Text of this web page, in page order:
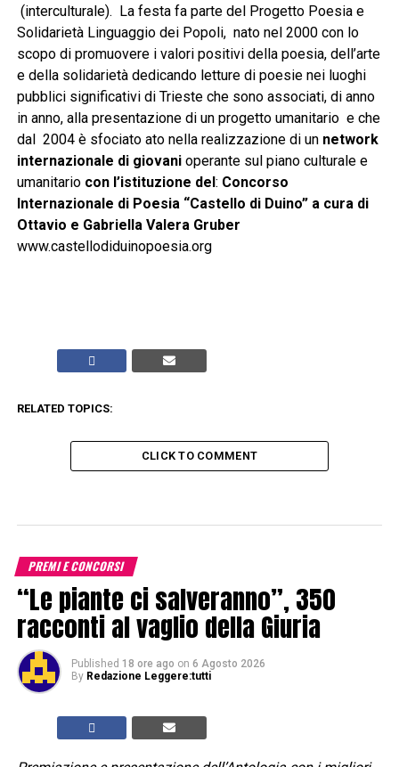
(interculturale). La festa fa parte del Progetto Poesia e
Solidarietà Linguaggio dei Popoli, nato nel 2000 con lo
scopo di promuovere i valori positivi della poesia, dell’arte
e della solidarietà dedicando letture di poesie nei luoghi
pubblici significativi di Trieste che sono associati, di anno
in anno, alla presentazione di un progetto umanitario e che
dal 2004 è sfociato ato nella realizzazione di un network
internazionale di giovanioperante sul piano culturale e
umanitario con l’istituzione del : Concorso
Internazionale di Poesia “Castello di Duino” a cura di
Ottavio e Gabriella Valera Gruber
www.castellodiduinopoesia.org
RELATED TOPICS:
CLICK TO COMMENT
PREMI E CONCORSI
“Le piante ci salveranno”, 350
racconti al vaglio della Giuria
Published 18 ore ago on 6 Agosto 2026
By Redazione Leggere:tutti